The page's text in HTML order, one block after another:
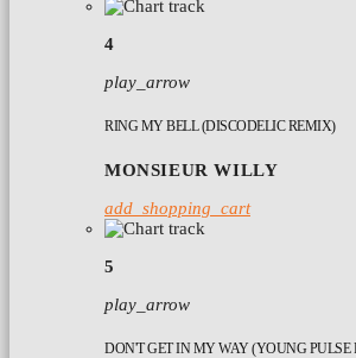
4
play_arrow
RING MY BELL (DISCODELIC REMIX)
MONSIEUR WILLY
add_shopping_cart
5
play_arrow
DON'T GET IN MY WAY (YOUNG PULSE